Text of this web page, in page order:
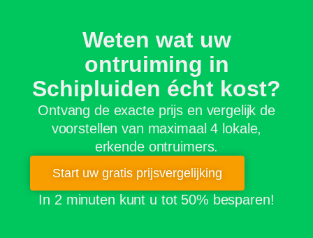
Weten wat uw
ontruiming in
Schipluiden écht kost?
Ontvang de exacte prijs en vergelijk de
voorstellen van maximaal 4 lokale,
erkende ontruimers.
Start uw gratis prijsvergelijking
In 2 minuten kunt u tot 50% besparen!